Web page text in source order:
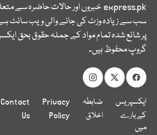
express.pkخبروں اور حالات حاضرہ سے
سب سے زیادہ وزٹ کی جانے والی ویب سائٹ
پر شائع شدہ تمام مواد کے جملہ حقوق بحق
گروپ محفوظ ہیں۔
ایکسپریس
کے بارے
میں
ضابطہ
اخلاق
Privacy
Policy
Contact
Us